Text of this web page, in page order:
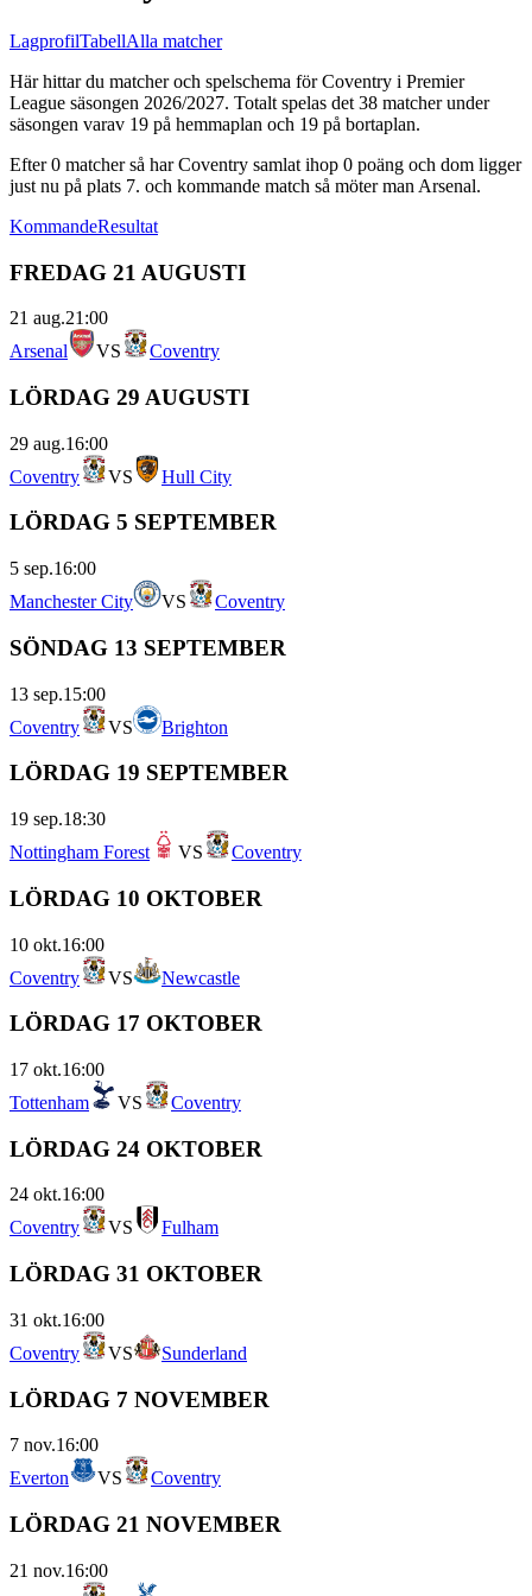
LagprofilTabellAlla matcher
Här hittar du matcher och spelschema förCoventry i Premier
League säsongen 2026/2027. Totalt spelas det 38 matcher under
säsongen varav 19 på hemmaplan och 19 på bortaplan.
Efter0 matcher så harCoventry samlat ihop 0 poäng och dom ligger
just nu på plats 7. och kommande match så möter man Arsenal.
KommandeResultat
FREDAG 21 AUGUSTI
21 aug.21:00
Arsenal
VS Coventry
LÖRDAG 29 AUGUSTI
29 aug.16:00
Coventry
VS Hull City
LÖRDAG 5 SEPTEMBER
5 sep.16:00
Manchester City
VS Coventry
SÖNDAG 13 SEPTEMBER
13 sep.15:00
Coventry
VS Brighton
LÖRDAG 19 SEPTEMBER
19 sep.18:30
Nottingham Forest
VS Coventry
LÖRDAG 10 OKTOBER
10 okt.16:00
Coventry
VS Newcastle
LÖRDAG 17 OKTOBER
17 okt.16:00
Tottenham
VS Coventry
LÖRDAG 24 OKTOBER
24 okt.16:00
Coventry
VS Fulham
LÖRDAG 31 OKTOBER
31 okt.16:00
Coventry
VS Sunderland
LÖRDAG 7 NOVEMBER
7 nov.16:00
Everton
VS Coventry
LÖRDAG 21 NOVEMBER
21 nov.16:00